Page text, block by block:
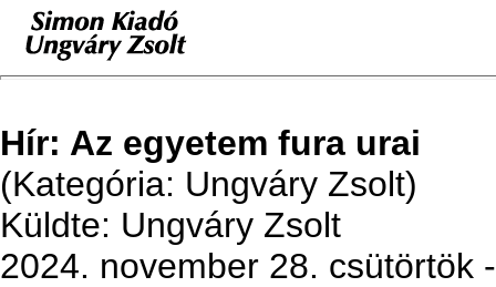
Hír: Az egyetem fura urai
(Kategória: Ungváry Zsolt)
Küldte: Ungváry Zsolt
2024. november 28. csütörtök